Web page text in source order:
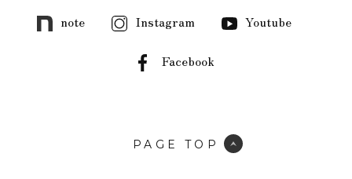
note Instagram Youtube
Facebook
PAGE TOP